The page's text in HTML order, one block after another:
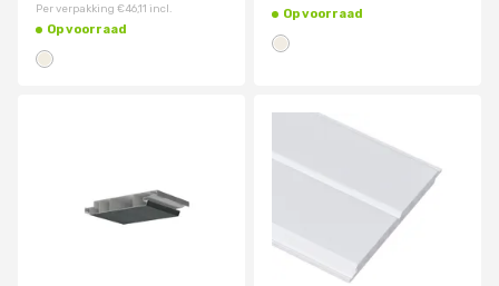
Per verpakking €46,11 incl.
Op voorraad
Op voorraad